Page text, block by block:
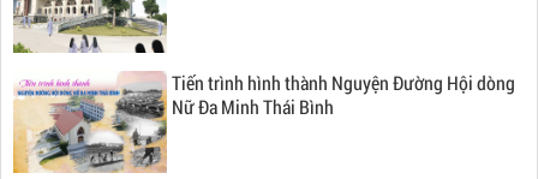
Tiến trình hình thành Nguyện Đường Hội dòng
Nữ Đa Minh Thái Bình